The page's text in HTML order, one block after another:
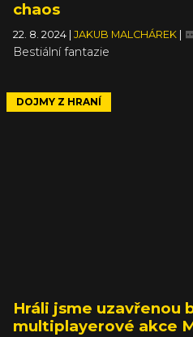
chaos
22. 8. 2024 JAKUB MALCHÁREK
Bestiální fantazie
DOJMY Z HRANÍ
Hráli jsme uzavřenou
multiplayerové akce